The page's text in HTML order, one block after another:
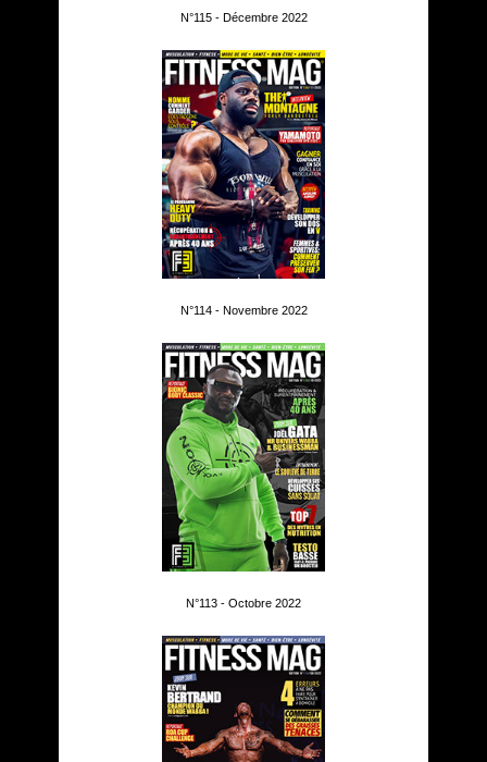
N°115 - Décembre 2022
N°114 - Novembre 2022
N°113 - Octobre 2022